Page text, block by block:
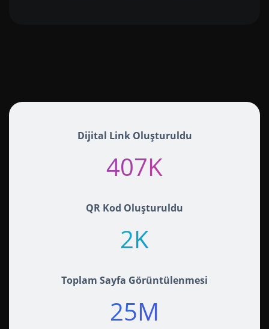
Dijital Link Oluşturuldu
407K+
QR Kod Oluşturuldu
2K+
Toplam Sayfa Görüntülenmesi
25M+